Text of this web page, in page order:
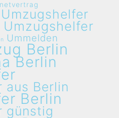
Ummelden
Berlin
Berlin
aus Berlin
Berlin
günstig